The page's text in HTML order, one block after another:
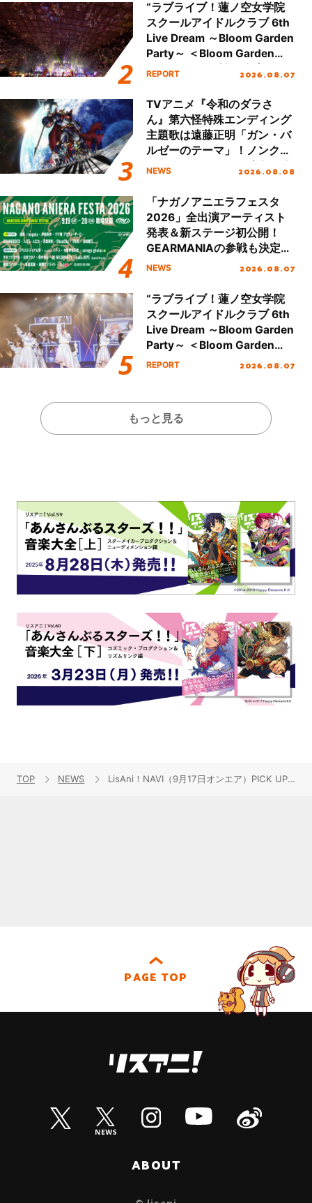
“ラブライブ！蓮ノ空女学院
スクールアイドルクラブ 6th
Live Dream ～Bloom Garden
Party～ ＜Bloom Garden
Party Stage／埼玉公演＞”
REPORT 2026.08.07
TVアニメ『令和のダラさ
ん』第六怪特殊エンディング
主題歌は遠藤正明「ガン・バ
ルゼーのテーマ」！ノンクレ
ジットエンディング映像も公
NEWS 2026.08.08
「ナガノアニエラフェスタ
2026」全出演アーティスト
発表＆新ステージ初公開！
GEARMANIAの参戦も決定
し、初となる第3ステージの
NEWS 2026.08.07
“ラブライブ！蓮ノ空女学院
スクールアイドルクラブ 6th
Live Dream ～Bloom Garden
Party～ ＜Bloom Garden
Party Stage／埼玉公演＞”
REPORT 2026.08.07
もっと見る
TOP NEWS LisAni！NAVI（9月17日オンエア）PICK UPでは内田雄馬が大好きなアレをかけたクイズにチャレンジ！さらに戸松 遥からのコメントも到着！！
PAGE TOP
ABOUT